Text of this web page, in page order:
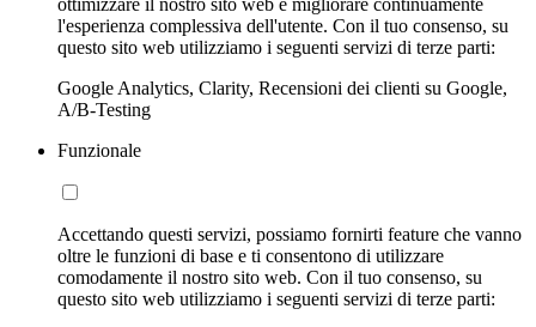
l'esperienza complessiva dell'utente. Con il tuo consenso, su
questo sito web utilizziamo i seguenti servizi di terze parti:
Google Analytics, Clarity, Recensioni dei clienti su Google,
A/B-Testing
Funzionale
Accettando questi servizi, possiamo fornirti feature che vanno
oltre le funzioni di base e ti consentono di utilizzare
comodamente il nostro sito web. Con il tuo consenso, su
questo sito web utilizziamo i seguenti servizi di terze parti: